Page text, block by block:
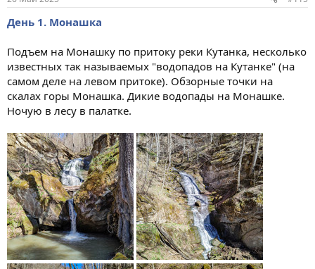
День 1. Монашка
Подъем на Монашку по притоку реки Кутанка, несколько
известных так называемых "водопадов на Кутанке" (на
самом деле на левом притоке). Обзорные точки на
скалах горы Монашка. Дикие водопады на Монашке.
Ночую в лесу в палатке.